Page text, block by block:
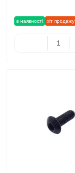
в наявності хіт продажу